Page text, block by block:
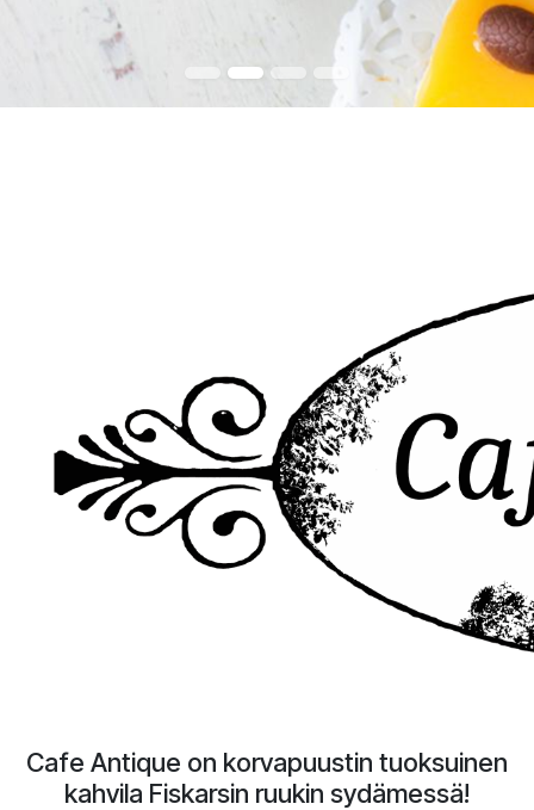
Cafe Antique on korvapuustin tuoksuinen
kahvila Fiskarsin ruukin sydämessä!